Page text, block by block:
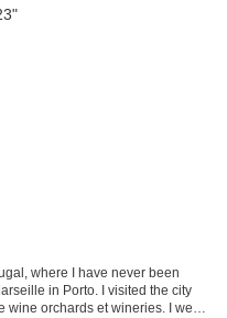
where I have never been
in Porto. I visited the city
orchards et wineries. I went